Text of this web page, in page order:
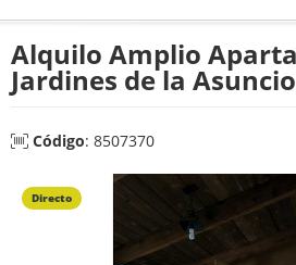
Alquilo Amplio
Jardines de la
Código: 8507370
Directo